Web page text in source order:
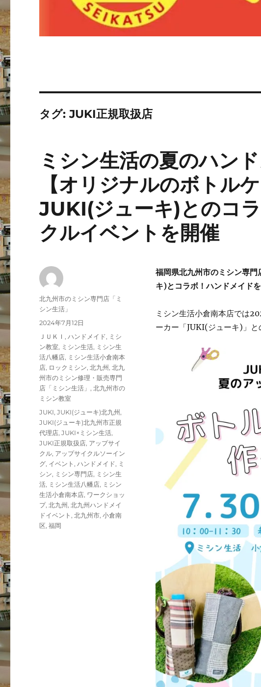
タグ:JUKI正規取扱店
ミシン生活の夏のハン
【オリジナルのボトル
JUKI(ジューキ)とのコ
クルイベントを開催
福岡県北九州市のミシン専
キ)とコラボ！ハンドメイド
ミシン生活小倉南本店では
ーカー「JUKI(ジューキ)」
投
稿
北九州市のミシン専門店「ミ
シン生活」
投
2024年7月12日
カ
テ
ゴ
リ
ー
ＪＵＫＩ ,ハンドメイド, ミシ
ン教室, ミシン生活, ミシン生
活八幡店, ミシン生活小倉南本
店, ロックミシン,北九州 ,北九
州市のミシン修理・販売専門
店「ミシン生活」 ,北九州市の
ミシン教室
タ
グ
JUKI,JUKI(ジューキ)北九州 ,
JUKI(ジューキ)北九州市正規
代理店,JUKI×ミシン生活,
JUKI正規取扱店, アップサイ
クル, アップサイクルソーイン
グ, イベント ,ハンドメイド, ミ
シン, ミシン専門店, ミシン生
活, ミシン生活八幡店, ミシン
生活小倉南本店, ワークショッ
プ,北九州 ,北九州ハンドメイ
ドイベント ,北九州市,小倉南
区,福岡